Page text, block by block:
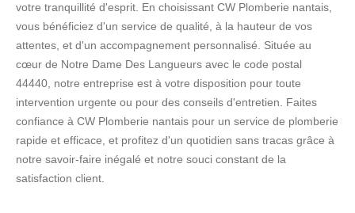
votre tranquillité d'esprit. En choisissant CW Plomberie nantais,
vous bénéficiez d'un service de qualité, à la hauteur de vos
attentes, et d'un accompagnement personnalisé. Située au
cœur de Notre Dame Des Langueurs avec le code postal
44440, notre entreprise est à votre disposition pour toute
intervention urgente ou pour des conseils d'entretien. Faites
confiance à CW Plomberie nantais pour un service de plomberie
rapide et efficace, et profitez d'un quotidien sans tracas grâce à
notre savoir-faire inégalé et notre souci constant de la
satisfaction client.